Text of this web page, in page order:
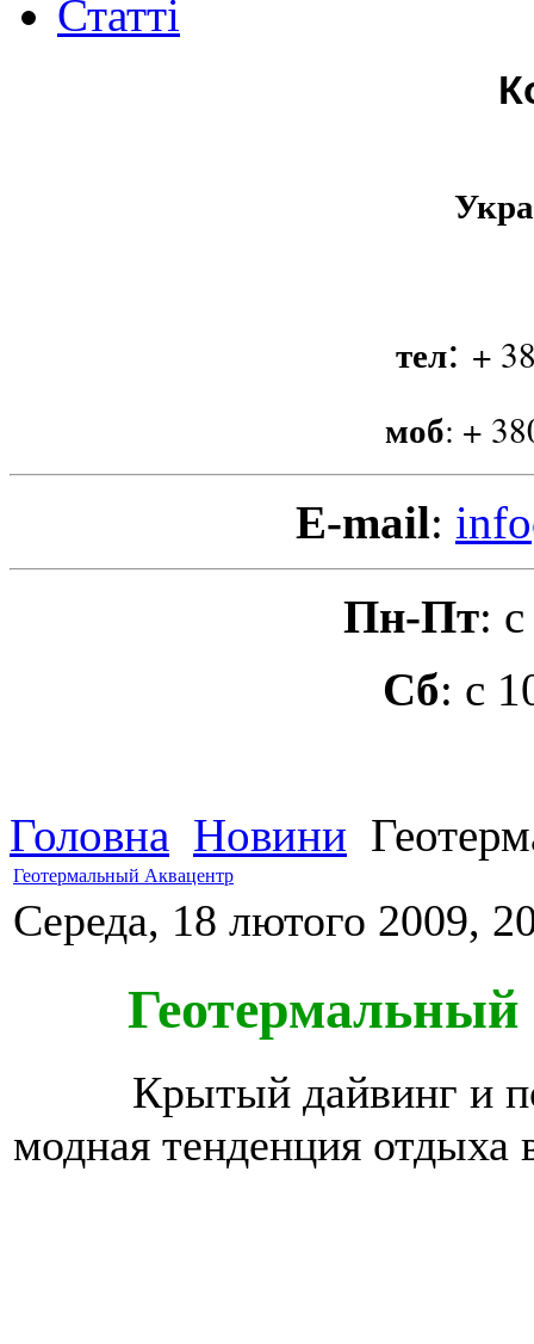
Статті
тел: +
моб: +
E-mail: info
Пн-Пт:
Сб: с
Головна Новини
Геотермальный Аквацентр
Середа, 18 лютого 2009,
Геотермальный
Крытый дайвинг и
модная тенденция